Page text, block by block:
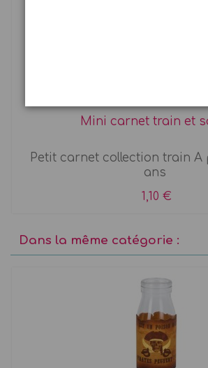
Mini carnet train et
Petit carnet collection train
ans
1,10 €
Dans la même catégorie :